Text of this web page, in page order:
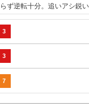
ず逆転十分。追いアシ鋭い
3
3
7